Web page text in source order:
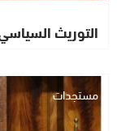
التوريث
مستجدات